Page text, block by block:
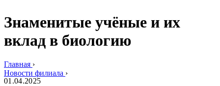
Знаменитые учёные и их
вклад в биологию
Главная ›
Новости филиала ›
01.04.2025